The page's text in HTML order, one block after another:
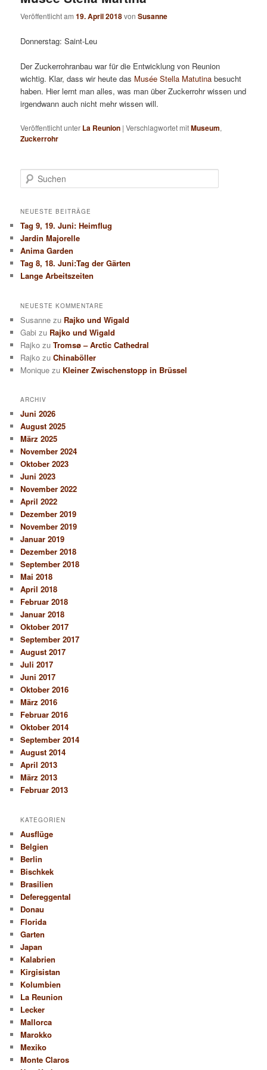
Veröffentlicht am19. April 2018vonSusanne
Donnerstag: Saint-Leu
Der Zuckerrohranbau war für die Entwicklung von Reunion
wichtig. Klar, dass wir heute das Musée Stella Matutina besucht
haben. Hier lernt man alles, was man über Zuckerrohr wissen und
irgendwann auch nicht mehr wissen will.
Veröffentlicht unter La Reunion |Verschlagwortet mitMuseum,
Zuckerrohr
u
h
n
NEUESTE BEITRÄGE
Tag 9, 19. Juni: Heimflug
Jardin Majorelle
Anima Garden
Tag 8, 18. Juni:Tag der Gärten
Lange Arbeitszeiten
NEUESTE KOMMENTARE
Susanne zu Rajko und Wigald
Gabi zu Rajko und Wigald
Rajko zuTromsø – Arctic Cathedral
Rajko zuChinaböller
Monique zu Kleiner Zwischenstopp in Brüssel
ARCHIV
Juni 2026
August 2025
März 2025
November 2024
Oktober 2023
Juni 2023
November 2022
April 2022
Dezember 2019
November 2019
Januar 2019
Dezember 2018
September 2018
Mai 2018
April 2018
Februar 2018
Januar 2018
Oktober 2017
September 2017
August 2017
Juli 2017
Juni 2017
Oktober 2016
März 2016
Februar 2016
Oktober 2014
September 2014
August 2014
April 2013
März 2013
Februar 2013
KATEGORIEN
Ausflüge
Belgien
Berlin
Bischkek
Brasilien
Defereggental
Donau
Florida
Garten
Japan
Kalabrien
Kirgisistan
Kolumbien
La Reunion
Lecker
Mallorca
Marokko
Mexiko
Monte Claros